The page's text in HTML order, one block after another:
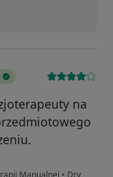
na
Manualnej • Dry